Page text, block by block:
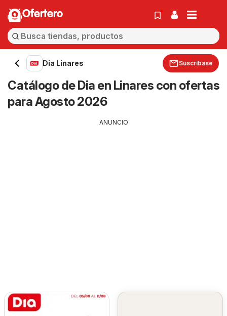
Ofertero
Dia Linares Suscríbase
Catálogo de Dia en Linares con ofertas
para Agosto 2026
ANUNCIO